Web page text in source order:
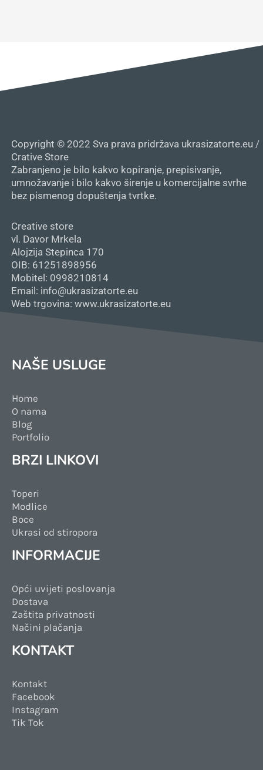
Copyright © 2022 Sva prava pridržava ukrasizatorte.eu /
Crative Store
Zabranjeno je bilo kakvo kopiranje, prepisivanje,
umnožavanje i bilo kakvo širenje u komercijalne svrhe
bez pismenog dopuštenja tvrtke.
Creative store
vl. Davor Mrkela
Alojzija Stepinca 170
OIB: 61251898956
Mobitel: 0998210814
Email: info@ukrasizatorte.eu
Web trgovina: www.ukrasizatorte.eu
NAŠE USLUGE
Home
O nama
Blog
Portfolio
BRZI LINKOVI
Toperi
Modlice
Boce
Ukrasi od stiropora
INFORMACIJE
Opći uvijeti poslovanja
Dostava
Zaštita privatnosti
Načini plačanja
KONTAKT
Kontakt
Facebook
Instagram
Tik Tok